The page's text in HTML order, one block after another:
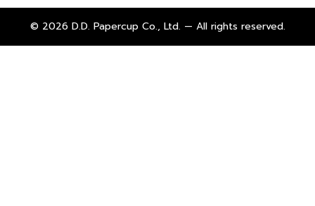
© 2026 D.D. Papercup Co., Ltd. — All rights reserved.